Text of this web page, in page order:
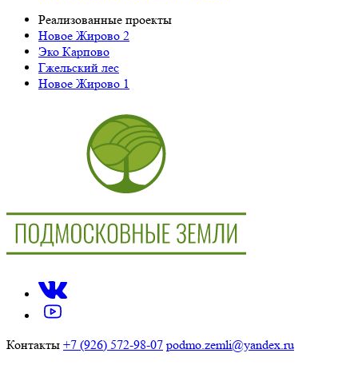
Реализованные проекты
Новое Жирово 2
Эко Карпово
Гжельский лес
Новое Жирово 1
Контакты +7 (926) 572-98-07 podmo.zemli@yandex.ru